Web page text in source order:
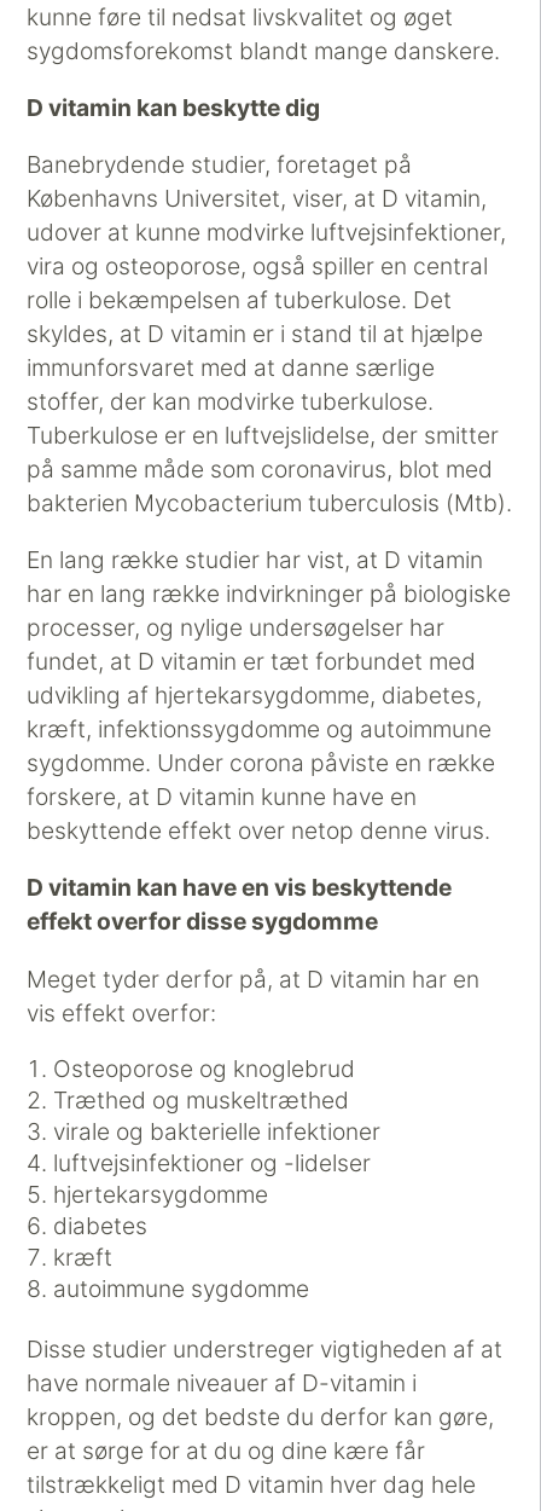
kunne føre til nedsat livskvalitet og øget
sygdomsforekomst blandt mange danskere.
D vitamin kan beskytte dig
Banebrydende studier, foretaget på
Københavns Universitet, viser, at D vitamin,
udover at kunne modvirke luftvejsinfektioner,
vira og osteoporose, også spiller en central
rolle i bekæmpelsen af tuberkulose. Det
skyldes, at D vitamin er i stand til at hjælpe
immunforsvaret med at danne særlige
stoffer, der kan modvirke tuberkulose.
Tuberkulose er en luftvejslidelse, der smitter
på samme måde som coronavirus, blot med
bakterien Mycobacterium tuberculosis (Mtb).
En lang række studier har vist, at D vitamin
har en lang række indvirkninger på biologiske
processer, og nylige undersøgelser har
fundet, at D vitamin er tæt forbundet med
udvikling af hjertekarsygdomme, diabetes,
kræft, infektionssygdomme og autoimmune
sygdomme. Under corona påviste en række
forskere, at D vitamin kunne have en
beskyttende effekt over netop denne virus.
D vitamin kan have en vis beskyttende
effekt overfor disse sygdomme
Meget tyder derfor på, at D vitamin har en
vis effekt overfor:
Osteoporose og knoglebrud
Træthed og muskeltræthed
virale og bakterielle infektioner
luftvejsinfektioner og -lidelser
hjertekarsygdomme
diabetes
kræft
autoimmune sygdomme
Disse studier understreger vigtigheden af at
have normale niveauer af D-vitamin i
kroppen, og det bedste du derfor kan gøre,
er at sørge for at du og dine kære får
tilstrækkeligt med D vitamin hver dag hele